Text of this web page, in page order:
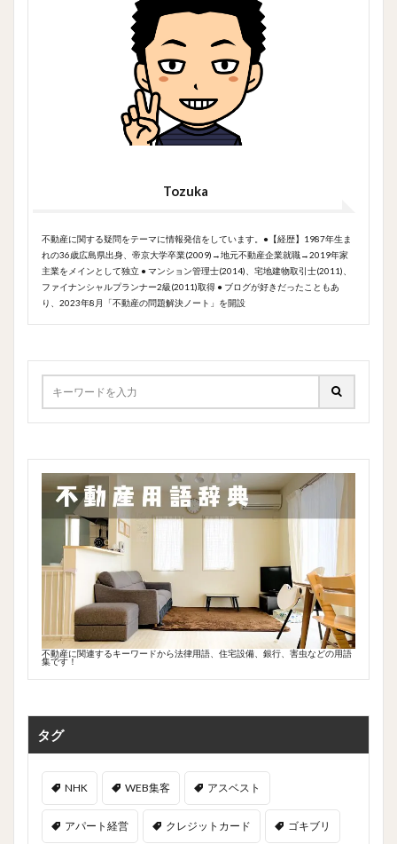
Tozuka
不動産に関する疑問をテーマに情報発信をしています。●【経歴】1987年生ま
れの36歳広島県出身、帝京大学卒業(2009)→地元不動産企業就職→2019年家
主業をメインとして独立 ● マンション管理士(2014)、宅地建物取引士(2011)、
ファイナンシャルプランナー2級(2011)取得 ● ブログが好きだったこともあ
り、2023年8月「不動産の問題解決ノート」を開設
不動産に関連するキーワードから法律用語、住宅設備、銀行、害虫などの用語
集です！
タグ
NHK WEB集客 アスベスト
アパート経営 クレジットカード ゴキブリ